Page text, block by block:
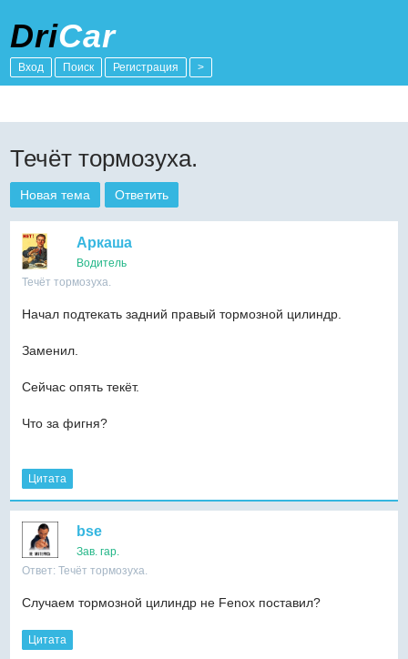
DriCar
Вход Поиск Регистрация >
Течёт тормозуха.
Новая тема Ответить
Аркаша
Водитель
Течёт тормозуха.
Начал подтекать задний правый тормозной цилиндр.
Заменил.
Сейчас опять текёт.
Что за фигня?
Цитата
bse
Зав. гар.
Ответ: Течёт тормозуха.
Случаем тормозной цилиндр не Fenox поставил?
Цитата